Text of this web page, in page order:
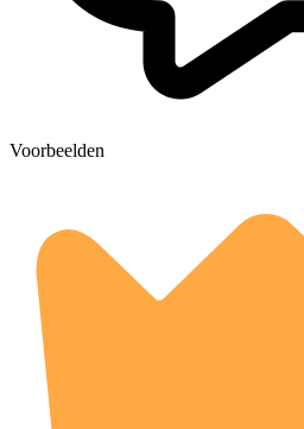
Voorbeelden